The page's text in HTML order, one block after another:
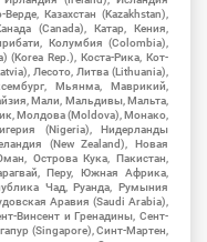
Казахстан (Kazakhstan),
(Canada), Катар, Кения,
Колумбия (Colombia),
(Korea Rep.), Коста-Рика, Кот-
Лесото, Литва (Lithuania),
Мьянма, Маврикий,
Мали, Мальдивы, Мальта,
Молдова (Moldova), Монако,
(Nigeria), Нидерланды
(New Zealand), Новая
Острова Кука, Пакистан,
Перу, Южная Африка,
Чад, Руанда, Румыния
Аравия (Saudi Arabia),
Винсент и Гренадины, Сент-
(Singapore), Синт-Мартен,